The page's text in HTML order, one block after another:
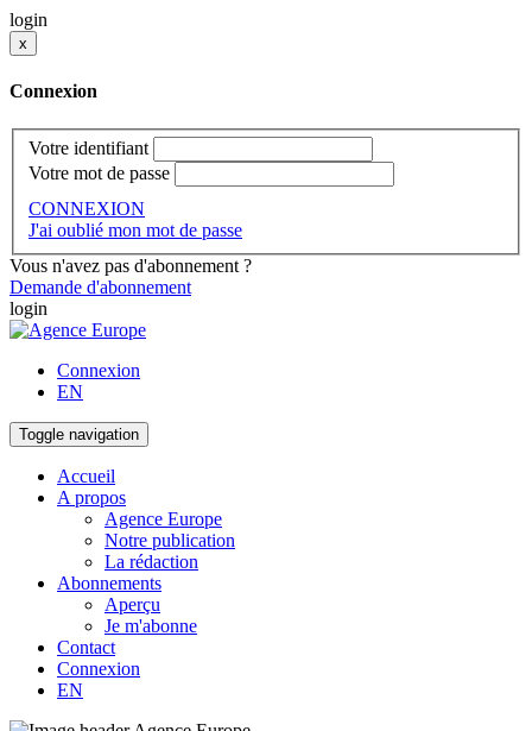
login
x
Connexion
Votre identifiant
Votre mot de passe
CONNEXION
J'ai oublié mon mot de passe
Vous n'avez pas d'abonnement ?
Demande d'abonnement
login
Connexion
EN
Toggle navigation
Accueil
A propos
Agence Europe
Notre publication
La rédaction
Abonnements
Aperçu
Je m'abonne
Contact
Connexion
EN